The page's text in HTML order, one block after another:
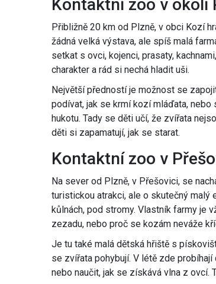
Kontaktní zoo v okolí
Přibližně 20 km od Plzně, v obci Kozí
žádná velká výstava, ale spíš malá
setkat s ovci, kojenci, prasaty,
charakter a rád si nechá hladit uši.
Největší předností je možnost se
podívat, jak se krmí kozí mláďata,
hukotu. Tady se děti učí, že zvířata
děti si zapamatují, jak se starat.
Kontaktní zoo v
Na sever od Plzně, v Přešovici, se
turistickou atrakci, ale o skutečný malý
kůlnách, pod stromy. Vlastník farmy je
zezadu, nebo proč se kozám neváže
Je tu také malá dětská hřiště s
se zvířata pohybují. V létě zde
nebo naučit, jak se získává vlna z ovcí.